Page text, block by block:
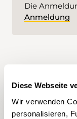
Diese Webseite
Wir verwenden
personalisieren,
Die
Anmeldung
GPS-
KML GPX